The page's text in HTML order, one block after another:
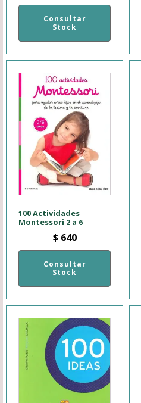
Consultar
Stock
100 Actividades
Montessori 2 a 6
$640
Consultar
Stock